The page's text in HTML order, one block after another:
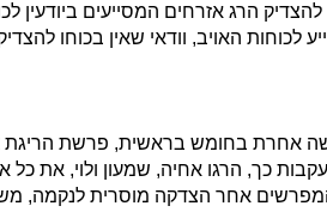
הרג אזרחים המסייעים ביודעין
לכוחות האויב, וודאי שאין בכוחו
אחרת בחומש בראשית, פרשת הריגת
כך, הרגו אחיה, שמעון ולוי, את כל
המפרשים אחר הצדקה מוסרית לנקמה,